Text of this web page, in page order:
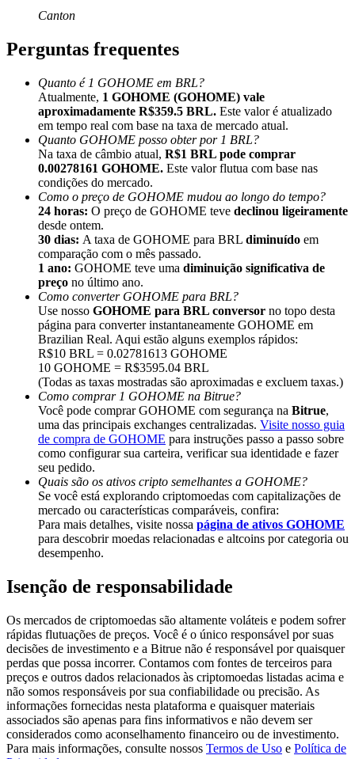
Indicação
Convide um amigo para receber recompensas em dinheiro
Deposit CASHCAT & Win
Deposit CASHCAT & Win
Share 500000 CASHCAT prize pool
Exclusive for BitMart Users
Register & Trade to Win 500,000 USDT
Trade Gold & Silver · 33,333 USDT Bonus
USDT New User Exclusive 10% APR
USDT Flexible Staking | Daily Rewards
Canton
Perguntas frequentes
Quanto é 1 GOHOME em BRL?
Atualmente, 1 GOHOME (GOHOME) vale
aproximadamente R$359.5 BRL. Este valor é atualizado
em tempo real com base na taxa de mercado atual.
Quanto GOHOME posso obter por 1 BRL?
Na taxa de câmbio atual, R$1 BRL pode comprar
0.00278161 GOHOME. Este valor flutua com base nas
condições do mercado.
Como o preço de GOHOME mudou ao longo do tempo?
24 horas: O preço de GOHOME teve declinou ligeiramente
desde ontem.
30 dias: A taxa de GOHOME para BRL diminuído em
comparação com o mês passado.
1 ano: GOHOME teve uma diminuição significativa de
preço no último ano.
Como converter GOHOME para BRL?
Use nosso GOHOME para BRL conversor no topo desta
página para converter instantaneamente GOHOME em
Brazilian Real. Aqui estão alguns exemplos rápidos:
R$10 BRL = 0.02781613 GOHOME
10 GOHOME = R$3595.04 BRL
(Todas as taxas mostradas são aproximadas e excluem taxas.)
Como comprar 1 GOHOME na Bitrue?
Você pode comprar GOHOME com segurança na Bitrue,
uma das principais exchanges centralizadas. Visite nosso guia
de compra de GOHOME para instruções passo a passo sobre
como configurar sua carteira, verificar sua identidade e fazer
seu pedido.
Quais são os ativos cripto semelhantes a GOHOME?
Se você está explorando criptomoedas com capitalizações de
mercado ou características comparáveis, confira:
Para mais detalhes, visite nossa página de ativos GOHOME
para descobrir moedas relacionadas e altcoins por categoria ou
desempenho.
Isenção de responsabilidade
Os mercados de criptomoedas são altamente voláteis e podem sofrer
rápidas flutuações de preços. Você é o único responsável por suas
decisões de investimento e a Bitrue não é responsável por quaisquer
perdas que possa incorrer. Contamos com fontes de terceiros para
preços e outros dados relacionados às criptomoedas listadas acima e
não somos responsáveis por sua confiabilidade ou precisão. As
informações fornecidas nesta plataforma e quaisquer materiais
associados são apenas para fins informativos e não devem ser
considerados como aconselhamento financeiro ou de investimento.
Para mais informações, consulte nossos Termos de Uso e Política de